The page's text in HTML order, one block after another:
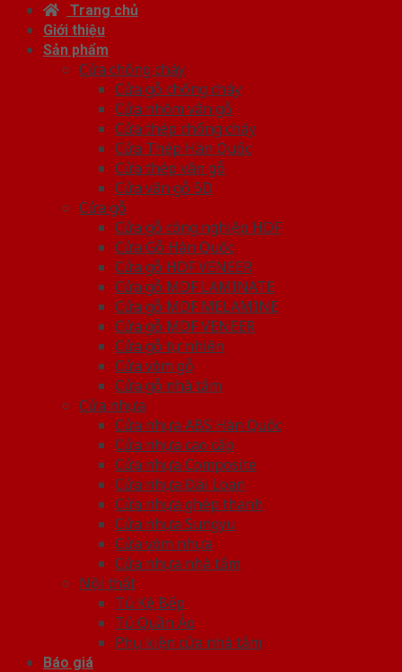
Trang chủ
Giới thiệu
Sản phẩm
Cửa chống cháy
Cửa gỗ chống cháy
Cửa nhôm vân gỗ
Cửa thép chống cháy
Cửa Thép Hàn Quốc
Cửa thép vân gỗ
Cửa vân gỗ 5D
Cửa gỗ
Cửa gỗ công nghiệp HDF
Cửa Gỗ Hàn Quốc
Cửa gỗ HDF VENEER
Cửa gỗ MDF LAMINATE
Cửa gỗ MDF MELAMINE
Cửa gỗ MDF VENEER
Cửa gỗ tự nhiên
Cửa vòm gỗ
Cửa gỗ nhà tắm
Cửa nhựa
Cửa nhựa ABS Hàn Quốc
Cửa nhựa cao cấp
Cửa nhựa Composite
Cửa nhựa Đài Loan
Cửa nhựa ghép thanh
Cửa nhựa Sungyu
Cửa vòm nhựa
Cửa nhựa nhà tắm
Nội thất
Tủ Kệ Bếp
Tủ Quần Áo
Phụ kiện cửa nhà tắm
Báo giá